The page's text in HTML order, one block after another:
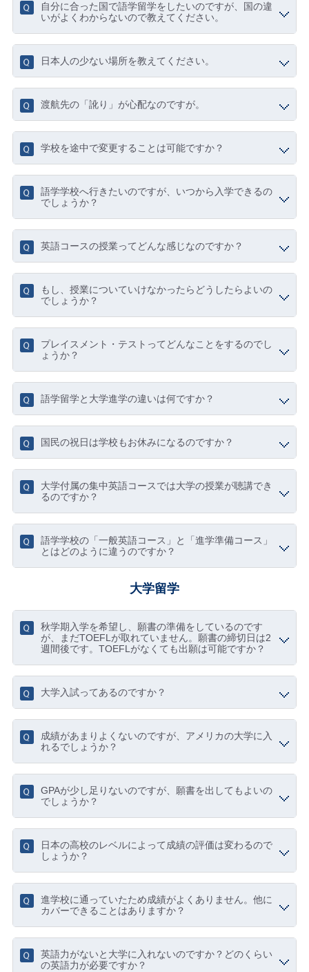
自分に合った国で語学留学をしたいのですが、国の違
いがよくわからないので教えてください。
日本人の少ない場所を教えてください。
渡航先の「訛り」が心配なのですが。
学校を途中で変更することは可能ですか？
語学学校へ行きたいのですが、いつから入学できるの
でしょうか？
英語コースの授業ってどんな感じなのですか？
もし、授業についていけなかったらどうしたらよいの
でしょうか？
プレイスメント・テストってどんなことをするのでし
ょうか？
語学留学と大学進学の違いは何ですか？
国民の祝日は学校もお休みになるのですか？
大学付属の集中英語コースでは大学の授業が聴講でき
るのですか？
語学学校の「一般英語コース」と「進学準備コース」
とはどのように違うのですか？
大学留学
秋学期入学を希望し、願書の準備をしているのです
が、まだTOEFLが取れていません。願書の締切日は2
週間後です。TOEFLがなくても出願は可能ですか？
大学入試ってあるのですか？
成績があまりよくないのですが、アメリカの大学に入
れるでしょうか？
GPAが少し足りないのですが、願書を出してもよいの
でしょうか？
日本の高校のレベルによって成績の評価は変わるので
しょうか？
進学校に通っていたため成績がよくありません。他に
カバーできることはありますか？
英語力がないと大学に入れないのですか？どのくらい
の英語力が必要ですか？